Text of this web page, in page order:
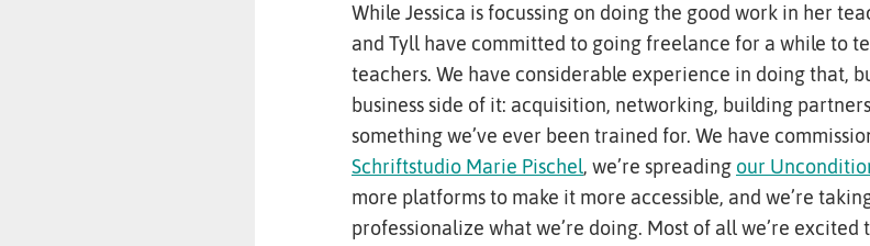
While Jessica is focussing on doing the good work in her
and Tyll have committed to going freelance for a while to
teachers. We have considerable experience in doing that,
business side of it: acquisition, networking, building
something we’ve ever been trained for. We have
Schriftstudio Marie Pischel, we’re spreading our
more platforms to make it more accessible, and we’re
professionalize what we’re doing. Most of all we’re